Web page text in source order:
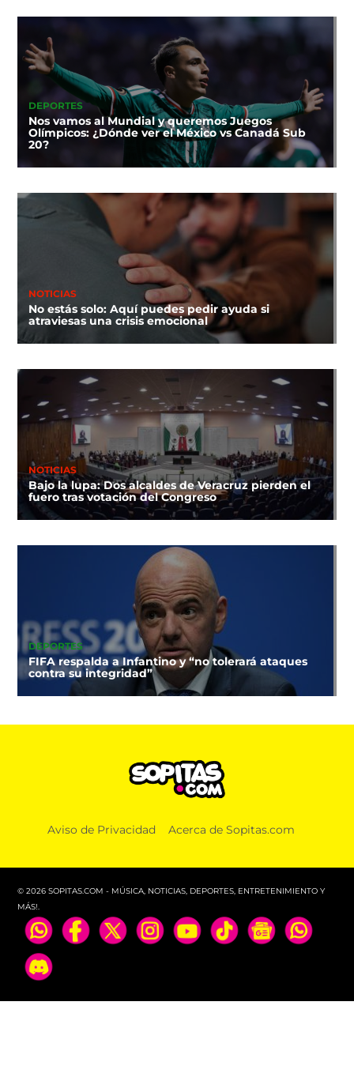
DEPORTES
Nos vamos al Mundial y queremos Juegos
Olímpicos: ¿Dónde ver el México vs Canadá Sub
20?
NOTICIAS
No estás solo: Aquí puedes pedir ayuda si
atraviesas una crisis emocional
NOTICIAS
Bajo la lupa: Dos alcaldes de Veracruz pierden el
fuero tras votación del Congreso
DEPORTES
FIFA respalda a Infantino y “no tolerará ataques
contra su integridad”
Aviso de Privacidad Acerca de Sopitas.com
© 2026 SOPITAS.COM - MÚSICA, NOTICIAS, DEPORTES, ENTRETENIMIENTO Y
MÁS!.